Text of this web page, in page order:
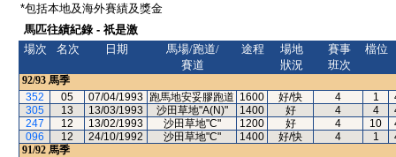
*包括本地及海外賽績及獎金
馬匹往績紀錄 - 祇是激
場次
名次 日期
馬場/跑道/
賽道
途程
場地
狀況
賽事
班次
檔位
92/93 馬季
352
05 07/04/1993 跑馬地安妥膠跑道 1600 好/快 4 1
305
13 13/03/1993 沙田草地"A(N)" 1400 好 4 4
247
12 13/02/1993 沙田草地"C" 1200 好 4 10
096
12 24/10/1992 沙田草地"C" 1400 好/快 4 1
91/92 馬季